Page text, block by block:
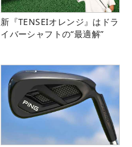
新『TENSEIオレンジ』はドラ
イバーシャフトの“最適解”